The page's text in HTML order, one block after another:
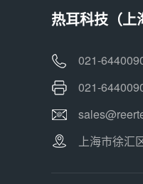
热耳科技（上
021-
021-
上海市徐汇